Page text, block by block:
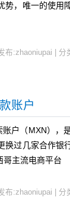
，唯一的使用
布:zhaoniupai | 分
账户
（MXN），
过几家合作银
哥主流电商平台
布:zhaoniupai | 分